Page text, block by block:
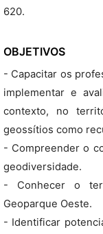
620.
OBJETIVOS
- Capacitar os
implementar e
contexto, no
geossítios como
- Compreender o
geodiversidade.
- Conhecer o
Geoparque Oeste.
- Identificar